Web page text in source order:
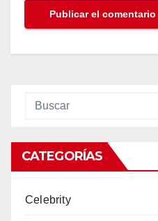
CATEGORÍAS
Celebrity